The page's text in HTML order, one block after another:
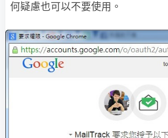
何疑慮也可以不要使用。